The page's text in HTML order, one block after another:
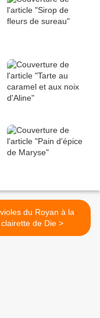
du Royan à la
clairette de Die >